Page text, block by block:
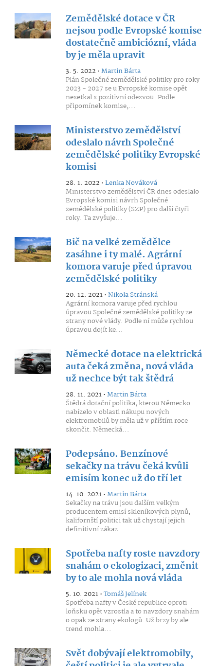
Zemědělské dotace v ČR
nejsou podle Evropské komise
dostatečně ambiciózní, vláda
by je měla upravit
3. 5. 2022 •Martin Bárta
Plán Společné zemědělské politiky pro roky
2023 - 2027 se u Evropské komise opět
nesetkal s pozitivní odezvou. Podle
připomínek komise,...
Ministerstvo zemědělství
odeslalo návrh Společné
zemědělské politiky Evropské
komisi
28. 1. 2022 •Lenka Nováková
Ministerstvo zemědělství ČR dnes odeslalo
Evropské komisi návrh Společné
zemědělské politiky (SZP) pro další čtyři
roky. Ta zvyšuje...
Bič na velké zemědělce
zasáhne i ty malé. Agrární
komora varuje před úpravou
zemědělské politiky
20. 12. 2021 •Nikola Stránská
Agrární komora varuje před rychlou
úpravou Společné zemědělské politiky ze
strany nové vlády. Podle ní může rychlou
úpravou dojít ke...
Německé dotace na elektrická
auta čeká změna, nová vláda
už nechce být tak štědrá
28. 11. 2021 •Martin Bárta
Štědrá dotační politika, kterou Německo
nabízelo v oblasti nákupu nových
elektromobilů by měla už v příštím roce
skončit. Německá...
Podepsáno. Benzínové
sekačky na trávu čeká kvůli
emisím konec už do tří let
14. 10. 2021 •Martin Bárta
Sekačky na trávu jsou dalším velkým
producentem emisí skleníkových plynů,
kalifornští politici tak už chystají jejich
definitivní zákaz...
Spotřeba nafty roste navzdory
snahám o ekologizaci, změnit
by to ale mohla nová vláda
5. 10. 2021 •Tomáš Jelínek
Spotřeba nafty v České republice oproti
loňsku opět vzrostla a to navzdory snahám
o opak ze strany ekologů. Už brzy by ale
trend mohla...
Svět dobývají elektromobily,